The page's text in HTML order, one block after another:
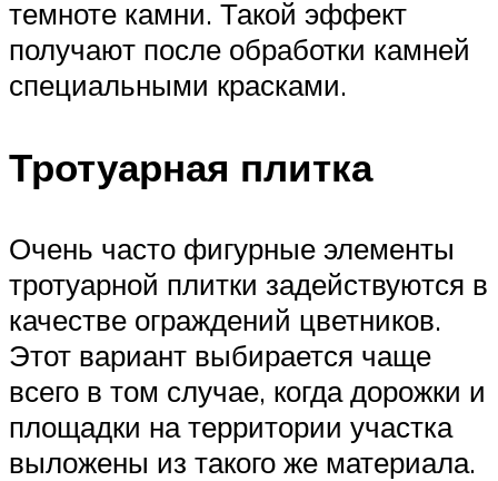
темноте камни. Такой эффект
получают после обработки камней
специальными красками.
Тротуарная плитка
Очень часто фигурные элементы
тротуарной плитки задействуются в
качестве ограждений цветников.
Этот вариант выбирается чаще
всего в том случае, когда дорожки и
площадки на территории участка
выложены из такого же материала.